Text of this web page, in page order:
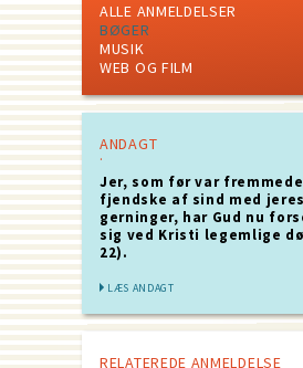
ALLE ANMELDELSER
BØGER
MUSIK
WEB OG FILM
ANDAGT
Jer, som før var
fjendske af sind med
gerninger, har Gud nu
sig ved Kristi legemlige
22).
LÆS ANDAGT
RELATEREDE ANMELDELSE